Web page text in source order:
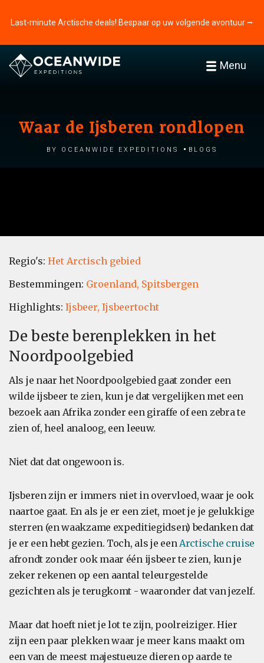
Last-minute Arctische deals! Bespaar op uw volgende avontuur ⭢
Menu
Waar de Ijsberen rondlopen
by Oceanwide Expeditions Blogs
Regio's: Het Arctisch gebied
Bestemmingen: Groenland, Spitsbergen
Highlights: Ijsbeer, Ijsbeertocht
De beste berenplekken in het
Noordpoolgebied
Als je naar het Noordpoolgebied gaat zonder een
wilde ijsbeer te zien, kun je dat vergelijken met een
bezoek aan Afrika zonder een giraffe of een zebra te
zien of, heel analoog, een leeuw.
Niet dat dat ongewoon is.
Ijsberen zijn er immers niet in overvloed, waar je ook
naartoe gaat. En als je er een ziet, moet je je gelukkige
sterren (en waakzame expeditiegidsen) bedanken dat
je er een hebt gezien. Toch, als je eenArctische cruise
afrondt zonder ook maar één ijsbeer te zien, kun je
zeker rekenen op een aantal teleurgestelde
gezichten als je terugkomt - waaronder dat van jezelf.
Maar dat hoeft niet je lot te zijn, poolreiziger. Hier
zijn een paar plekken waar je meer kans maakt om
een van de meest majestueuze dieren op aarde te